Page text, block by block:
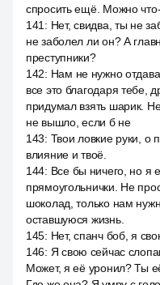
спросить ещё. Можно
141 : Нет, свидва, ты не
не заболел ли он? А
преступники?
142: Нам не нужно
все это благодаря тебе,
придумал взять шарик.
не вышло, если б не
143: Твои ловкие руки, о
влияние и твоё.
144: Все бы ничего, но я
прямоугольнички. Не
шоколад, только нам
оставшуюся жизнь.
145: Нет, спанч боб, я
146: Я свою сейчас
Может, я её уронил? Ты